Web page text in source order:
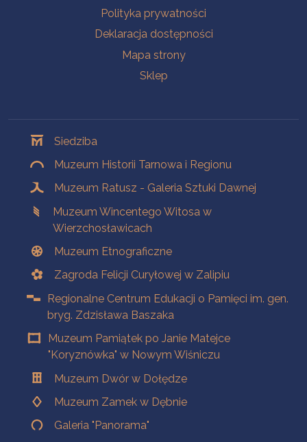
Polityka prywatności
Deklaracja dostępności
Mapa strony
Sklep
Siedziba
Muzeum Historii Tarnowa i Regionu
Muzeum Ratusz - Galeria Sztuki Dawnej
Muzeum Wincentego Witosa w
Wierzchosławicach
Muzeum Etnograficzne
Zagroda Felicji Curyłowej w Zalipiu
Regionalne Centrum Edukacji o Pamięci im. gen.
bryg. Zdzisława Baszaka
Muzeum Pamiątek po Janie Matejce
"Koryznówka" w Nowym Wiśniczu
Muzeum Dwór w Dołędze
Muzeum Zamek w Dębnie
Galeria "Panorama"